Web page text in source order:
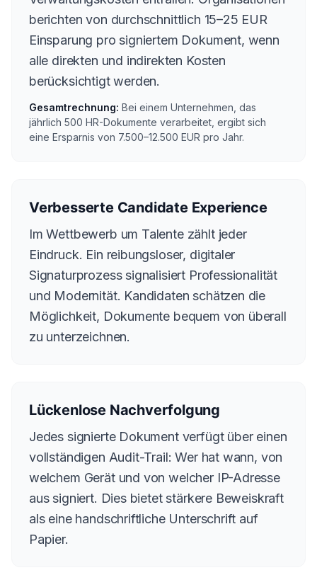
berichten von durchschnittlich 15–25 EUR
Einsparung pro signiertem Dokument, wenn
alle direkten und indirekten Kosten
berücksichtigt werden.
Gesamtrechnung: Bei einem Unternehmen, das
jährlich 500 HR-Dokumente verarbeitet, ergibt sich
eine Ersparnis von 7.500–12.500 EUR pro Jahr.
Verbesserte Candidate Experience
Im Wettbewerb um Talente zählt jeder
Eindruck. Ein reibungsloser, digitaler
Signaturprozess signalisiert Professionalität
und Modernität. Kandidaten schätzen die
Möglichkeit, Dokumente bequem von überall
zu unterzeichnen.
Lückenlose Nachverfolgung
Jedes signierte Dokument verfügt über einen
vollständigen Audit-Trail: Wer hat wann, von
welchem Gerät und von welcher IP-Adresse
aus signiert. Dies bietet stärkere Beweiskraft
als eine handschriftliche Unterschrift auf
Papier.